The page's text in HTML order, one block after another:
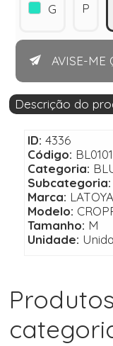
G P
AVISE-ME
Descrição do
ID: 4336
Código:
Categoria:
Subcategoria:
Marca: LATOYA
Modelo:
Tamanho: M
Unidade: